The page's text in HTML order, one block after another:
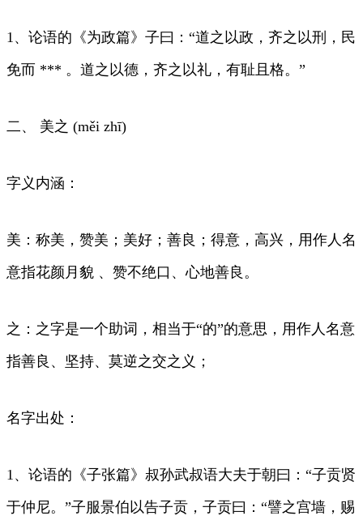
1、论语的《为政篇》子曰：“道之以政，齐之以刑，民
免而 *** 。道之以德，齐之以礼，有耻且格。”
二、 美之 (měi zhī)
字义内涵：
美：称美，赞美；美好；善良；得意，高兴，用作人名
意指花颜月貌 、赞不绝口、心地善良。
之：之字是一个助词，相当于“的”的意思，用作人名意
指善良、坚持、莫逆之交之义；
名字出处：
1、论语的《子张篇》叔孙武叔语大夫于朝曰：“子贡贤
于仲尼。”子服景伯以告子贡，子贡曰：“譬之宫墙，赐